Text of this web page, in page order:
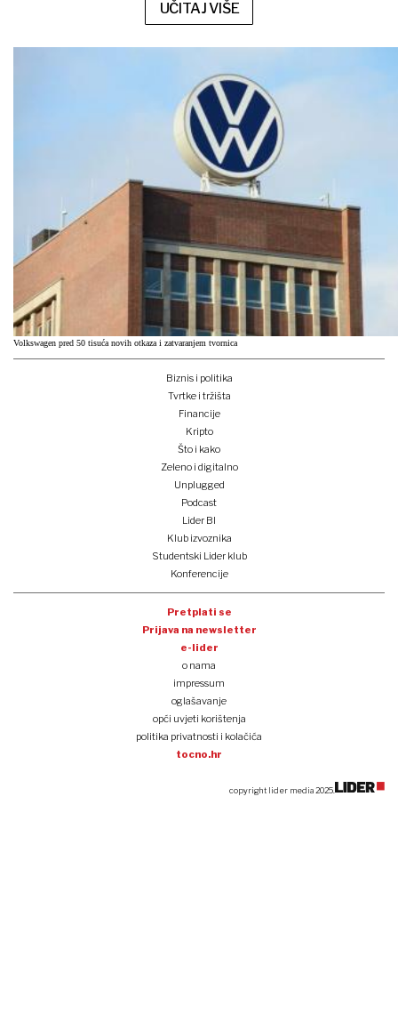
UČITAJ VIŠE
Volkswagen pred 50 tisuća novih otkaza i zatvaranjem tvornica
Biznis i politika
Tvrtke i tržišta
Financije
Kripto
Što i kako
Zeleno i digitalno
Unplugged
Podcast
Lider BI
Klub izvoznika
Studentski Lider klub
Konferencije
Pretplati se
Prijava na newsletter
e-lider
o nama
impressum
oglašavanje
opći uvjeti korištenja
politika privatnosti i kolačića
tocno.hr
copyright lider media 2025.